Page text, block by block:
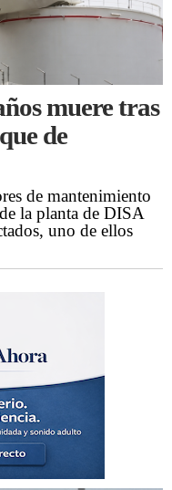
muere tras
de
de mantenimiento
la planta de DISA
uno de ellos